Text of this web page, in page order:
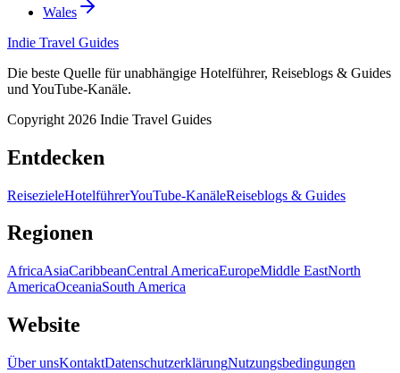
Wales
Indie Travel Guides
Die beste Quelle für unabhängige Hotelführer, Reiseblogs & Guides
und YouTube-Kanäle.
Copyright 2026 Indie Travel Guides
Entdecken
ReisezieleHotelführerYouTube-KanäleReiseblogs & Guides
Regionen
AfricaAsiaCaribbeanCentral AmericaEuropeMiddle EastNorth
AmericaOceaniaSouth America
Website
Über unsKontaktDatenschutzerklärungNutzungsbedingungen